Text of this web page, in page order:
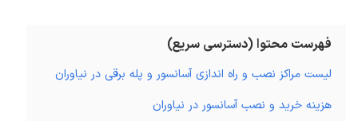
فهرست محتوا (دسترسی سریع)
لیست مراکز نصب و راه اندازی آسانسور و پله برقی در نیاوران
هزینه خرید و نصب آسانسور در نیاوران